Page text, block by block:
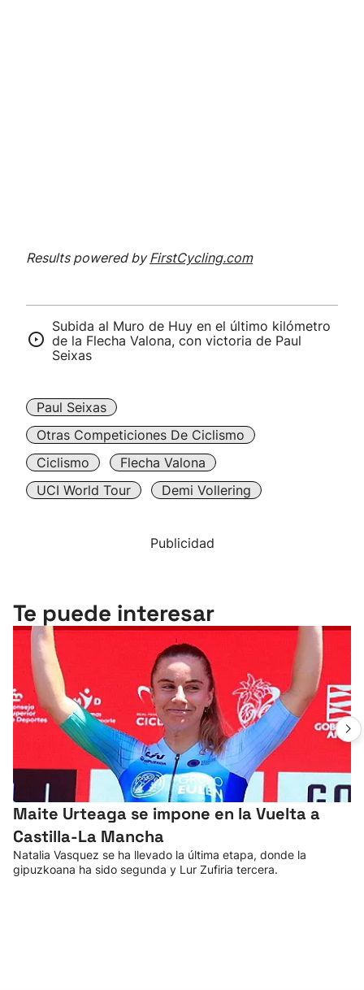
Results powered byFirstCycling.com
Subida al Muro de Huy en el último kilómetro
de la Flecha Valona, con victoria de Paul
Seixas
Paul Seixas
Otras Competiciones De Ciclismo
Ciclismo
Flecha Valona
UCI World Tour
Demi Vollering
Publicidad
Te puede interesar
Maite Urteaga se impone en la Vuelta a
Castilla-La Mancha
Natalia Vasquez se ha llevado la última etapa, donde la
gipuzkoana ha sido segunda y Lur Zufiria tercera.